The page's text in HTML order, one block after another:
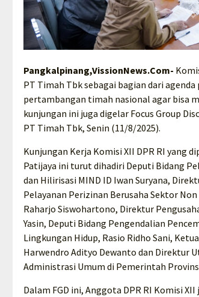
Pangkalpinang,VissionNews.Com-
PT Timah Tbk sebagai bagian dari
pertambangan timah nasional agar bisa
kunjungan ini juga digelar Focus Group
PT Timah Tbk, Senin (11/8/2025).
Kunjungan Kerja Komisi XII DPR RI yang
Patijaya ini turut dihadiri Deputi Bidang
dan Hilirisasi MIND ID Iwan Suryana,
Pelayanan Perizinan Berusaha Sektor
Raharjo Siswohartono, Direktur
Yasin, Deputi Bidang Pengendalian
Lingkungan Hidup, Rasio Ridho Sani,
Harwendro Adityo Dewanto dan Direktur
Administrasi Umum di Pemerintah
Dalam FGD ini, Anggota DPR RI Komisi